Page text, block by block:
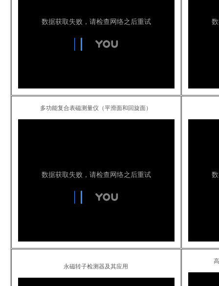
多功能复合表磁测量仪（平滑面和回旋面）
永磁转子检测器及其应用